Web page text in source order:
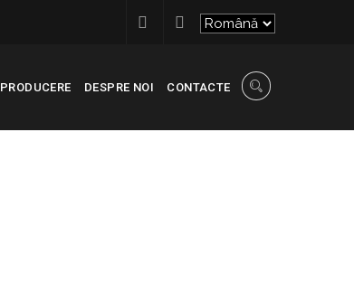
PRODUCERE DESPRE NOI CONTACTE